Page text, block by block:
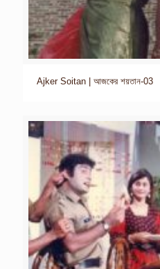
Ajker Soitan | আজকের শয়তান-03